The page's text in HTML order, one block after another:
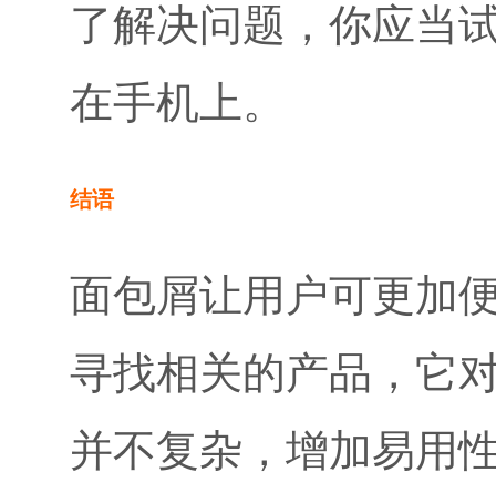
了解决问题，你应当
在手机上。
结语
面包屑让用户可更加
寻找相关的产品，它
并不复杂，增加易用